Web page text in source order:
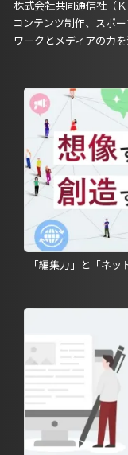
株式会社共同通信社（
コンテンツ制作、スポ
ワークとメディアの力
「編集力」と「ネ